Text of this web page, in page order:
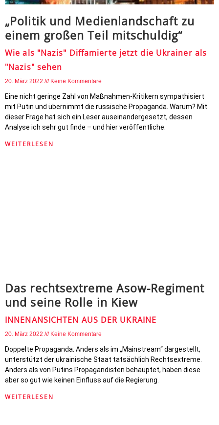
„Politik und Medienlandschaft zu
einem großen Teil mitschuldig“
Wie als "Nazis" Diffamierte jetzt die Ukrainer als
"Nazis" sehen
20. März 2022 Keine Kommentare
Eine nicht geringe Zahl von Maßnahmen-Kritikern sympathisiert
mit Putin und übernimmt die russische Propaganda. Warum? Mit
dieser Frage hat sich ein Leser auseinandergesetzt, dessen
Analyse ich sehr gut finde – und hier veröffentliche.
WEITERLESEN
Das rechtsextreme Asow-Regiment
und seine Rolle in Kiew
INNENANSICHTEN AUS DER UKRAINE
20. März 2022 Keine Kommentare
Doppelte Propaganda: Anders als im „Mainstream“ dargestellt,
unterstützt der ukrainische Staat tatsächlich Rechtsextreme.
Anders als von Putins Propagandisten behauptet, haben diese
aber so gut wie keinen Einfluss auf die Regierung.
WEITERLESEN